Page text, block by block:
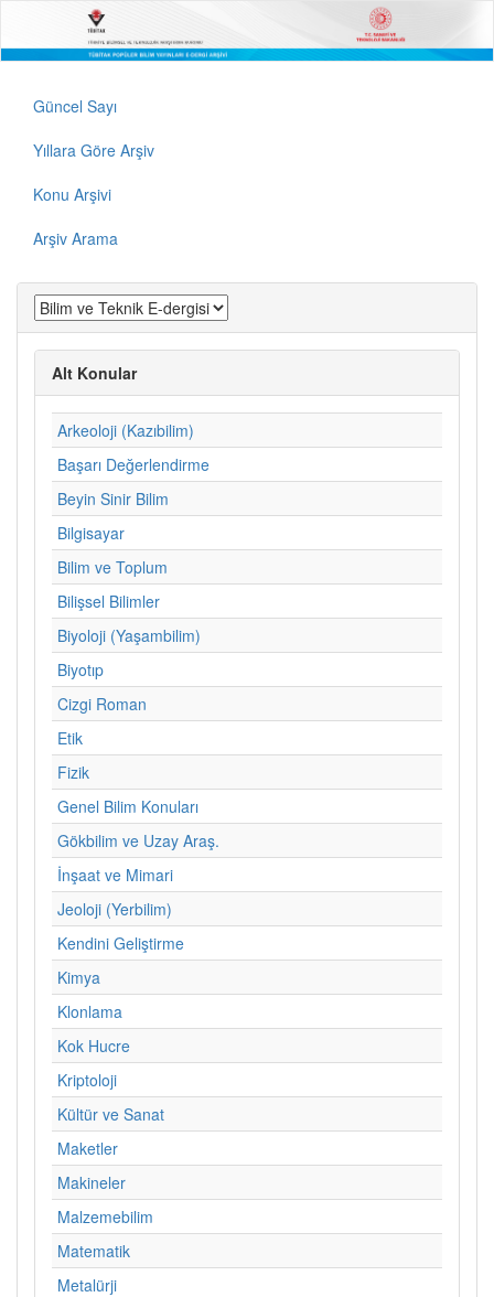
Güncel Sayı
Yıllara Göre Arşiv
Konu Arşivi
Arşiv Arama
Alt Konular
Arkeoloji (Kazıbilim)
Başarı Değerlendirme
Beyin Sinir Bilim
Bilgisayar
Bilim ve Toplum
Bilişsel Bilimler
Biyoloji (Yaşambilim)
Biyotıp
Cizgi Roman
Etik
Fizik
Genel Bilim Konuları
Gökbilim ve Uzay Araş.
İnşaat ve Mimari
Jeoloji (Yerbilim)
Kendini Geliştirme
Kimya
Klonlama
Kok Hucre
Kriptoloji
Kültür ve Sanat
Maketler
Makineler
Malzemebilim
Matematik
Metalürji